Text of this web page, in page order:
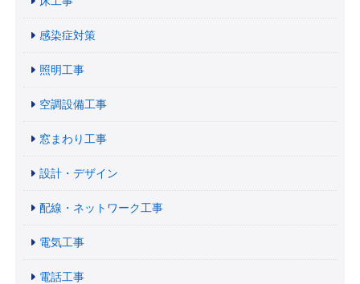
感染症対策
照明工事
空調設備工事
窓まわり工事
設計・デザイン
配線・ネットワーク工事
電気工事
電話工事